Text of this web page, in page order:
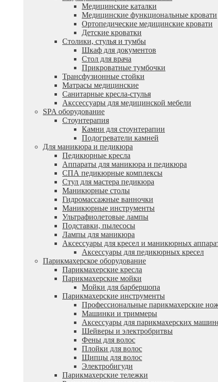
Медицинские каталки
Медицинские функциональные кровати
Ортопедические медицинские кровати
Детские кроватки
Столики, стулья и тумбы
Шкаф для документов
Стол для врача
Прикроватные тумбочки
Трансфузионные стойки
Матрасы медицинские
Санитарные кресла-стулья
Акссессуары для медицинской мебели
SPA оборудование
Стоунтерапия
Камни для стоунтерапии
Подогреватели камней
Для маникюра и педикюра
Педикюрные кресла
Аппараты для маникюра и педикюра
СПА педикюрные комплексы
Стул для мастера педикюра
Маникюрные столы
Гидромассажные ванночки
Маникюрные инструменты
Ультрафиолетовые лампы
Подставки, пылесосы
Лампы для маникюра
Аксессуары для кресел и маникюрных
Аксессуары для педикюрных кресел
Парикмахерское оборудование
Парикмахерские кресла
Парикмахерские мойки
Мойки для барбершопа
Парикмахерские инструменты
Профессиональные парикмахерские
Машинки и триммеры
Аксессуары для парикмахерских
Шейверы и электробритвы
Фены для волос
Плойки для волос
Щипцы для волос
Электробигуди
Парикмахерские тележки